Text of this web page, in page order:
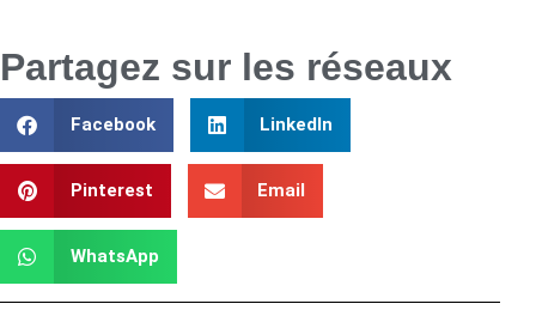
Partagez sur les réseaux
Facebook LinkedIn
Pinterest Email
WhatsApp